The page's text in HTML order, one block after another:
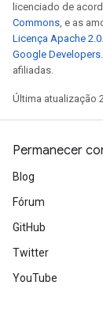
licenciado de
Commons, e as
Licença Apache 2.0
Google Developers
afiliadas.
Última atualização
Permanecer
Blog
Fórum
GitHub
Twitter
YouTube